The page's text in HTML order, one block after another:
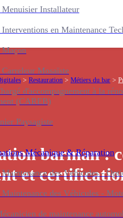
Menuisier Installateur
en Maintenance
Carreleur Mosaïste
d'accompagnement à la
(CAREB)
Paysagiste
Mécanique & Réparation
des Véhicules -
Maintenance des Véhicules -
de maintenance
> Restauration > Métiers du bar >
barman :
et